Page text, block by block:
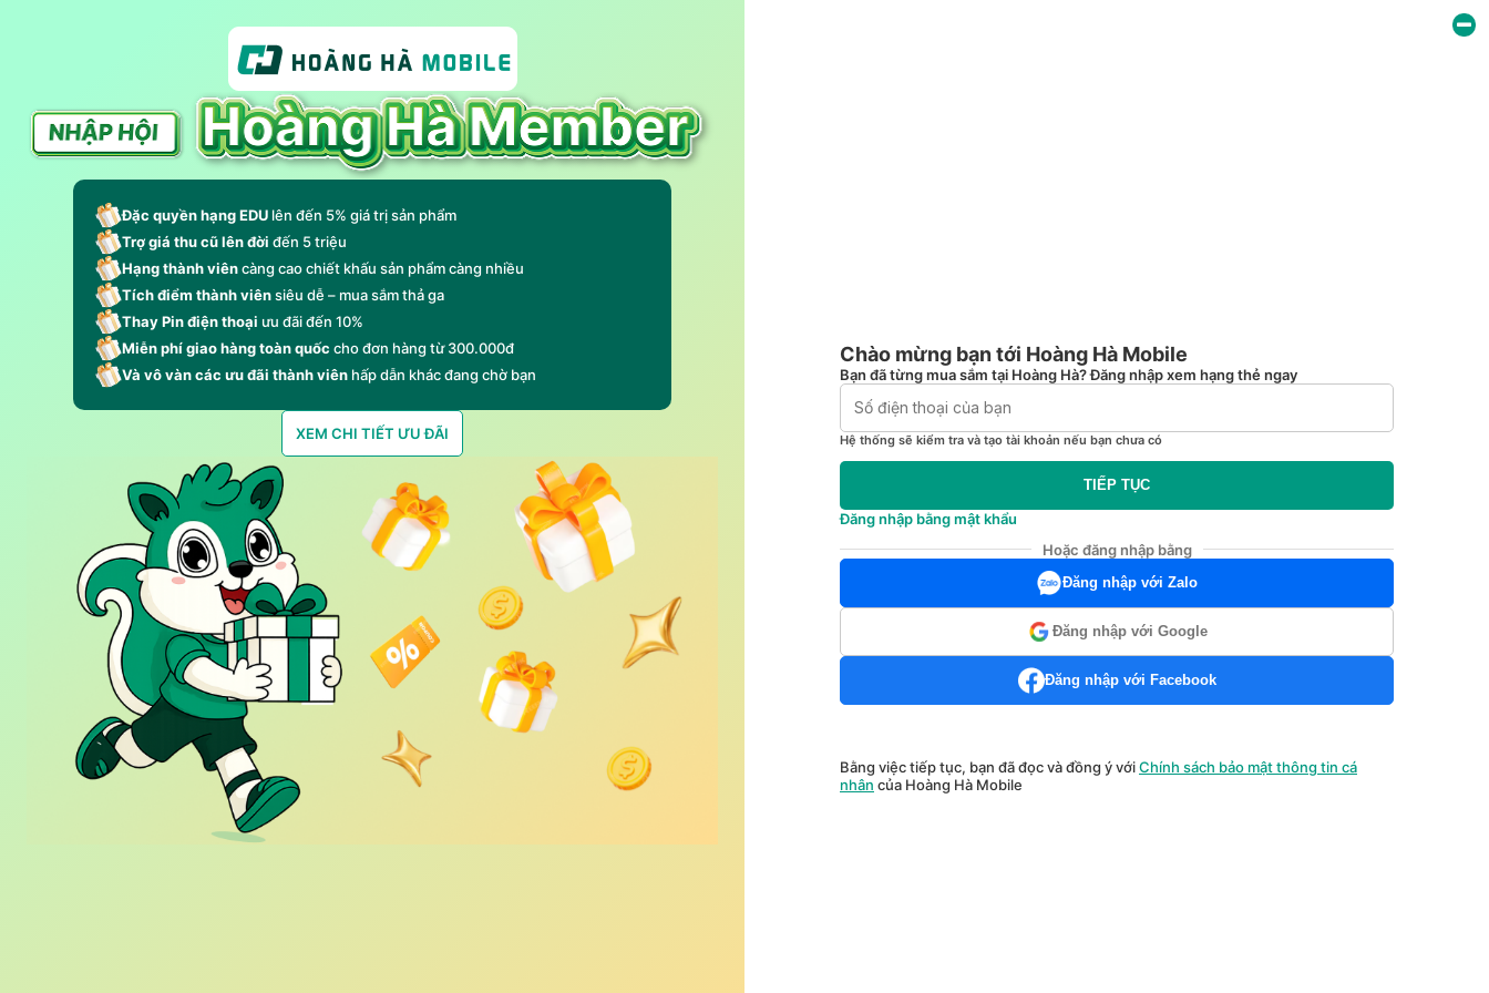
Đặc quyền hạng EDU lên đến 5% giá trị sản phẩm
Trợ giá thu cũ lên đời đến 5 triệu
Hạng thành viêncàng cao chiết khấu sản phẩm càng nhiều
Tích điểm thành viênsiêu dễ – mua sắm thả ga
Thay Pin điện thoại ưu đãi đến 10%
Miễn phí giao hàng toàn quốccho đơn hàng từ 300.000đ
Và vô vàn các ưu đãi thành viên hấp dẫn khác đang chờ bạn
XEM CHI TIẾT ƯU ĐÃI
Chào mừng bạn tới Hoàng Hà Mobile
Bạn đã từng mua sắm tại Hoàng Hà? Đăng nhập xem hạng thẻ ngay
Hệ thống sẽ kiểm tra và tạo tài khoản nếu bạn chưa có
TIẾP TỤC
Đăng nhập bằng mật khẩu
Hoặc đăng nhập bằng
Đăng nhập với Zalo
Đăng nhập với Google
Đăng nhập với Facebook
Bằng việc tiếp tục, bạn đã đọc và đồng ý vớiChính sách bảo mật thông tin cá
nhân của Hoàng Hà Mobile